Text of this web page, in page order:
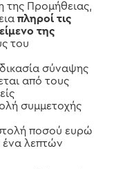
της Προμήθειας,
πληροί τις
της
του
σύναψης
από τους
συμμετοχής
ποσού ευρώ
ένα λεπτών